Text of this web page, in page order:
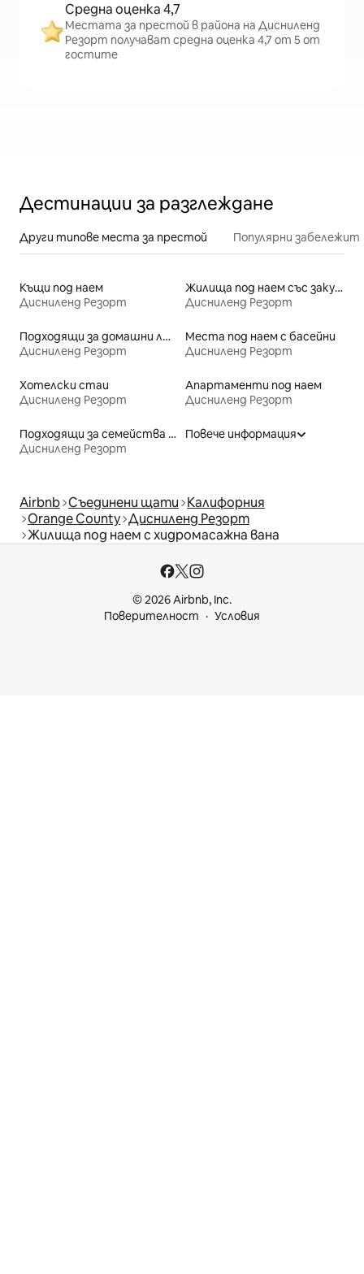
Средна оценка 4,7
Местата за престой в района на Дисниленд
Резорт получават средна оценка 4,7 от 5 от
гостите
Дестинации за разглеждане
Други типове места за престой Популярни
Къщи под наем
Дисниленд Резорт
Жилища под наем със закуска
Дисниленд Резорт
Подходящи за домашни любимци места под наем
Дисниленд Резорт
Места под наем с басейни
Дисниленд Резорт
Хотелски стаи
Дисниленд Резорт
Апартаменти под наем
Дисниленд Резорт
Подходящи за семейства места под наем
Дисниленд Резорт
Повече информация
Airbnb Съединени щати Калифорния
Orange County Дисниленд Резорт
Жилища под наем с хидромасажна вана
© 2026 Airbnb, Inc.
Поверителност
Условия